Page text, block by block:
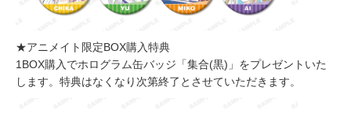
★アニメイト限定BOX購入特典
1BOX購入でホログラム缶バッジ「集合(黒)」をプレゼントいた
します。特典はなくなり次第終了とさせていただきます。